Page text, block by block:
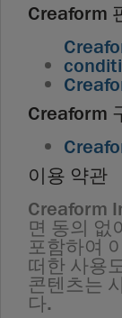
Creaform
Creaform
이용 약관
Creaform
면 동의 없
포함하여
떠한 사용
콘텐츠는
다.